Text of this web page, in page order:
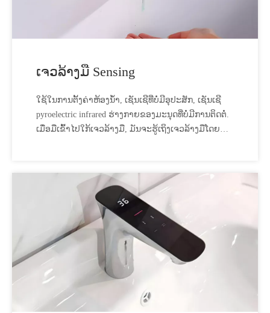
ເຈວລ້າງມື Sensing
ໃຊ້ໃນການຕັ້ງຄ່າຫ້ອງນ້ໍາ, ເຊັນເຊີທີ່ບໍ່ມີອຸປະສັກ, ເຊັນເຊີ
pyroelectric infrared ຮ່າງກາຍຂອງມະນຸດທີ່ບໍ່ມີການຕິດຕໍ່.
ເມື່ອມືເຂົ້າໄປໃກ້ເຈວລ້າງມື, ມັນຈະຮູ້ເຖິງເຈວລ້າງມືໂດຍ